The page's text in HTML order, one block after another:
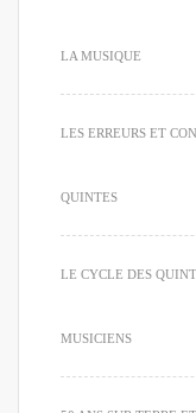
LA MUSIQUE
LES ERREURS ET
QUINTES
LE CYCLE DES
MUSICIENS